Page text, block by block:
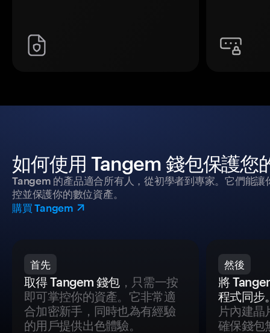
如何使用 Tangem 錢包保護您
Tangem 的產品適合所有人，從初學者到專家。它們能
控並保護你的數位資產。
購買 Tangem
首先
取得 Tangem 錢包，只需一按
即可掌控你的資產。它非常適
合加密新手，同時也為有經驗
的用戶提供出色體驗。
然後
將
程式同步
片內建晶
確保錢包